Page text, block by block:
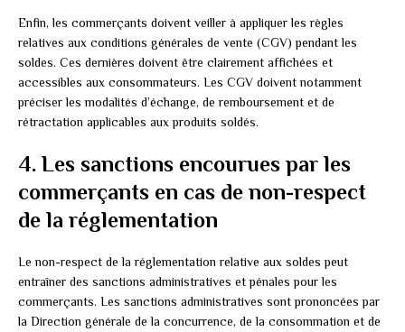
Enfin, les commerçants doivent veiller à appliquer les règles
relatives aux conditions générales de vente (CGV) pendant les
soldes. Ces dernières doivent être clairement affichées et
accessibles aux consommateurs. Les CGV doivent notamment
préciser les modalités d’échange, de remboursement et de
rétractation applicables aux produits soldés.
4. Les sanctions encourues par les
commerçants en cas de non-respect
de la réglementation
Le non-respect de la réglementation relative aux soldes peut
entraîner des sanctions administratives et pénales pour les
commerçants. Les sanctions administratives sont prononcées par
la Direction générale de la concurrence, de la consommation et de